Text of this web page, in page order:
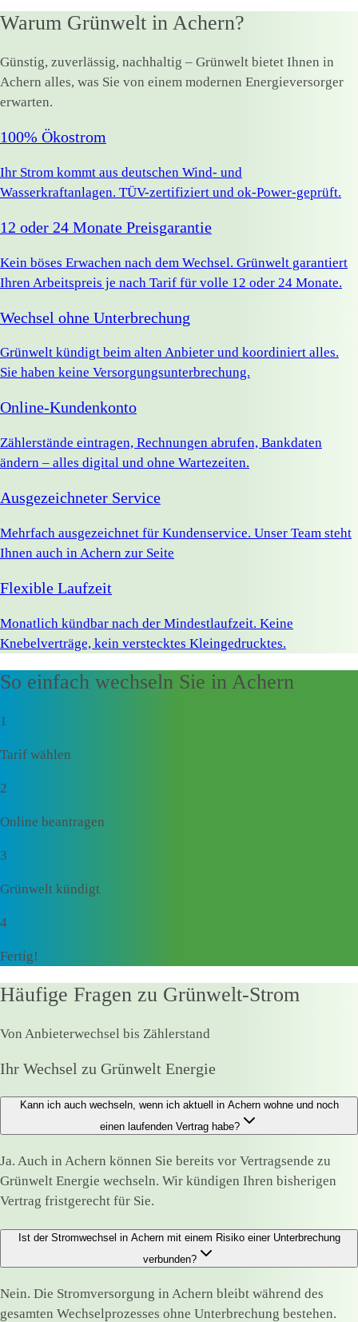
Warum Grünwelt in Achern?
Günstig, zuverlässig, nachhaltig – Grünwelt bietet Ihnen in
Achern alles, was Sie von einem modernen Energieversorger
erwarten.
100% Ökostrom
Ihr Strom kommt aus deutschen Wind- und
Wasserkraftanlagen. TÜV-zertifiziert und ok-Power-geprüft.
12 oder 24 Monate Preisgarantie
Kein böses Erwachen nach dem Wechsel. Grünwelt garantiert
Ihren Arbeitspreis je nach Tarif für volle 12 oder 24 Monate.
Wechsel ohne Unterbrechung
Grünwelt kündigt beim alten Anbieter und koordiniert alles.
Sie haben keine Versorgungsunterbrechung.
Online-Kundenkonto
Zählerstände eintragen, Rechnungen abrufen, Bankdaten
ändern – alles digital und ohne Wartezeiten.
Ausgezeichneter Service
Mehrfach ausgezeichnet für Kundenservice. Unser Team steht
Ihnen auch in Achern zur Seite
Flexible Laufzeit
Monatlich kündbar nach der Mindestlaufzeit. Keine
Knebelverträge, kein verstecktes Kleingedrucktes.
So einfach wechseln Sie in Achern
1
Tarif wählen
2
Online beantragen
3
Grünwelt kündigt
4
Fertig!
Häufige Fragen zu Grünwelt-Strom
Von Anbieterwechsel bis Zählerstand
Ihr Wechsel zu Grünwelt Energie
Kann ich auch wechseln, wenn ich aktuell in Achern wohne und noch
einen laufenden Vertrag habe?
Ja. Auch in Achern können Sie bereits vor Vertragsende zu
Grünwelt Energie wechseln. Wir kündigen Ihren bisherigen
Vertrag fristgerecht für Sie.
Ist der Stromwechsel in Achern mit einem Risiko einer Unterbrechung
verbunden?
Nein. Die Stromversorgung in Achern bleibt während des
gesamten Wechselprozesses ohne Unterbrechung bestehen.